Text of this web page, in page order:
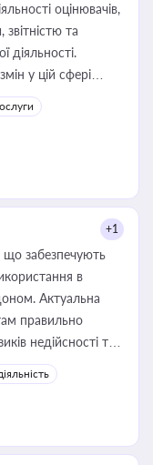
оцінювачів,
та
діяльності.
у цій сфері
юриста або
оренди
і перевірки
+1
що забезпечують
в
Актуальна
правильно
недійсності та
влади та